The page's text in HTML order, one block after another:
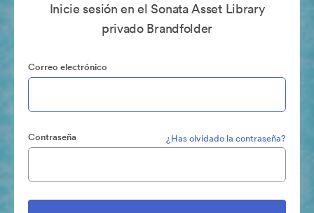
Inicie sesión en el Sonata Asset Library
privado Brandfolder
Correo electrónico
Contraseña ¿Has olvidado la contraseña?